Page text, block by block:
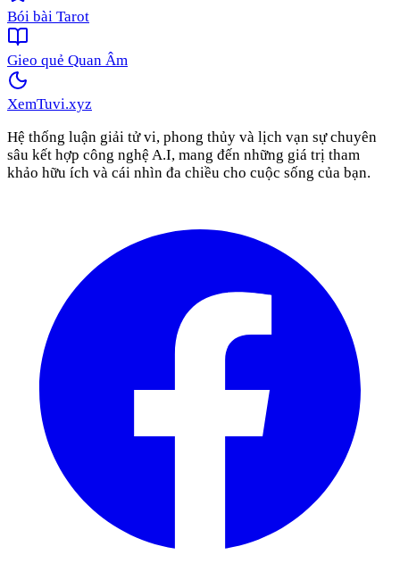
Bói bài Tarot
Gieo quẻ Quan Âm
XemTuvi.xyz
Hệ thống luận giải tử vi, phong thủy và lịch vạn sự chuyên
sâu kết hợp công nghệ A.I, mang đến những giá trị tham
khảo hữu ích và cái nhìn đa chiều cho cuộc sống của bạn.